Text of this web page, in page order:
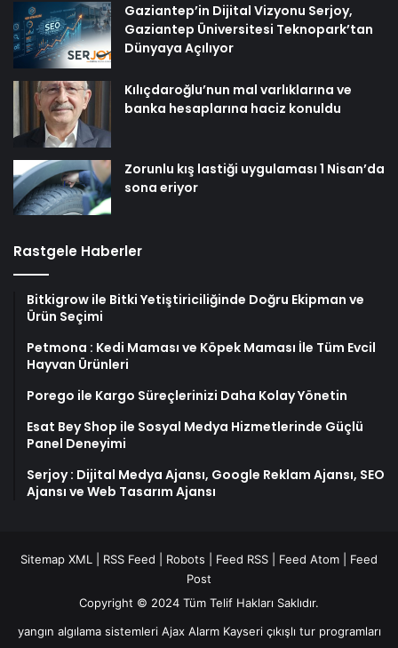
Gaziantep’in Dijital Vizyonu Serjoy,
Gaziantep Üniversitesi Teknopark’tan
Dünyaya Açılıyor
Kılıçdaroğlu’nun mal varlıklarına ve
banka hesaplarına haciz konuldu
Zorunlu kış lastiği uygulaması 1 Nisan’da
sona eriyor
Rastgele Haberler
Bitkigrow ile Bitki Yetiştiriciliğinde Doğru Ekipman ve
Ürün Seçimi
Petmona : Kedi Maması ve Köpek Maması İle Tüm Evcil
Hayvan Ürünleri
Porego ile Kargo Süreçlerinizi Daha Kolay Yönetin
Esat Bey Shop ile Sosyal Medya Hizmetlerinde Güçlü
Panel Deneyimi
Serjoy : Dijital Medya Ajansı, Google Reklam Ajansı, SEO
Ajansı ve Web Tasarım Ajansı
Sitemap XML RSS Feed Robots Feed RSS Feed Atom
Feed
Post
Copyright © 2024 Tüm Telif Hakları Saklıdır.
yangın algılama sistemleri Ajax Alarm Kayseri çıkışlı tur programları